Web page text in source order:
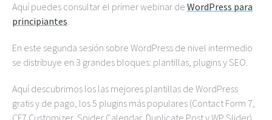
Aquí puedes consultar el primer webinar de WordPress para
principiantes.
En este segunda sesión sobre WordPress de nivel intermedio
se distribuye en 3 grandes bloques: plantillas, plugins y SEO.
Aquí descubrimos los las mejores plantillas de WordPress
gratis y de pago, los 5 plugins más populares (Contact Form 7,
CF7 Customizer, Spider Calendar, Duplicate Post y WP Slider),